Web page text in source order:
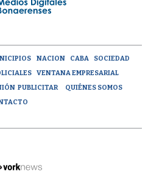
NACION CABA
SOCIEDAD
VENTANA EMPRESARIAL
PUBLICITAR
QUIÉNES SOMOS